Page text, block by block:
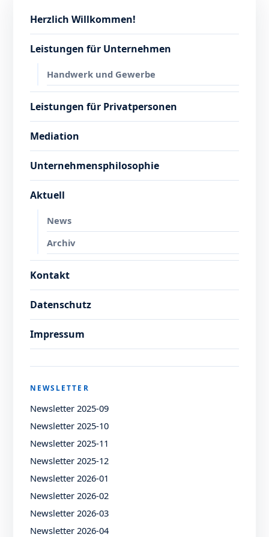
Herzlich Willkommen!
Leistungen für Unternehmen
Handwerk und Gewerbe
Leistungen für Privatpersonen
Mediation
Unternehmensphilosophie
Aktuell
News
Archiv
Kontakt
Datenschutz
Impressum
NEWSLETTER
Newsletter 2025-09
Newsletter 2025-10
Newsletter 2025-11
Newsletter 2025-12
Newsletter 2026-01
Newsletter 2026-02
Newsletter 2026-03
Newsletter 2026-04